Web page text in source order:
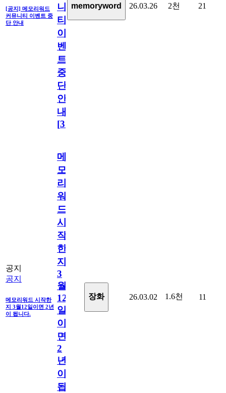
[공지] 메모리워드
커뮤니티 이벤트 중
단 안내
니
티
이
벤
트
중
단
안
내
[31
memoryword 26.03.26 2천 21
공지
공지
메모리워드 시작한
지 3월12일이면 2년
이 됩니다.
메
모
리
워
드
시
작
한
지
3
월
12
일
이
면
2
년
이
됩
장화 26.03.02 1.6천 11